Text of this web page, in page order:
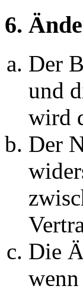
6.
Der
und
wird
Der
Die